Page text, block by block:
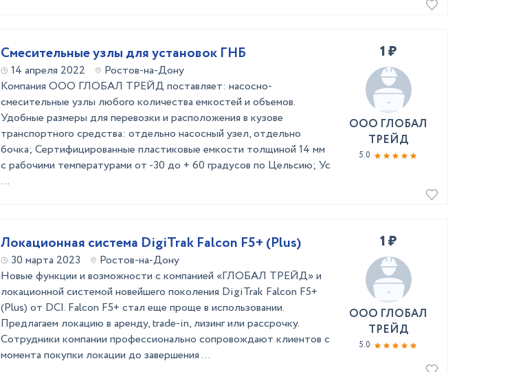
Смесительные узлы для установок ГНБ
14 апреля 2022
Ростов-на-Дону
Компания ООО ГЛОБАЛ ТРЕЙД поставляет: насосно-
смесительные узлы любого количества емкостей и объемов.
Удобные размеры для перевозки и расположения в кузове
транспортного средства: отдельно насосный узел, отдельно
бочка; Сертифицированные пластиковые емкости толщиной 14 мм
с рабочими температурами от -30 до + 60 градусов по Цельсию; Ус
...
1 ₽
ООО ГЛОБАЛ
ТРЕЙД
5.0
Локационная система DigiTrak Falcon F5+ (Plus)
30 марта 2023
Ростов-на-Дону
Новые функции и возможности с компанией «ГЛОБАЛ ТРЕЙД» и
локационной системой новейшего поколения DigiTrak Falcon F5+
(Plus) от DCI. Falcon F5+ стал еще проще в использовании.
Предлагаем локацию в аренду, trade-in, лизинг или рассрочку.
Сотрудники компании профессионально сопровождают клиентов с
момента покупки локации до завершения ...
1 ₽
ООО ГЛОБАЛ
ТРЕЙД
5.0